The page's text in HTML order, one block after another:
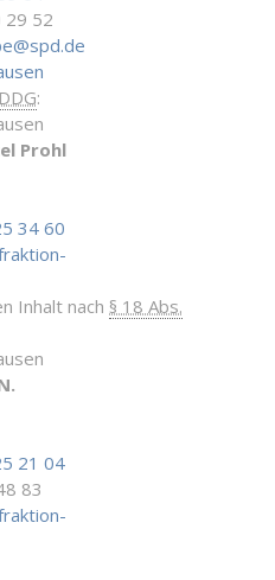
29 52
:
Prohl
34 60
Inhalt nach § 18 Abs.
21 04
83